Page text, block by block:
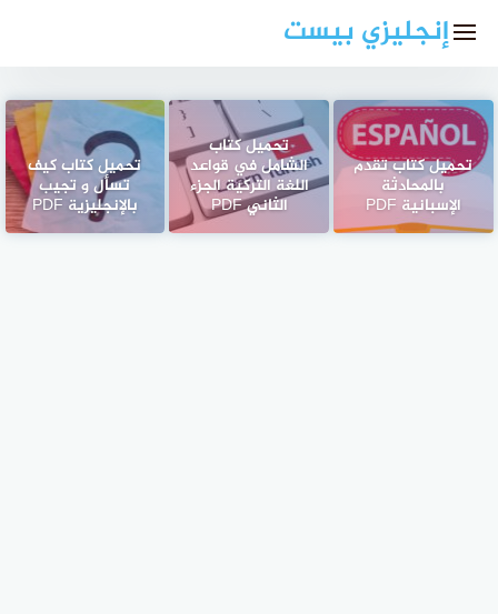
إنجليزي بيست
تحميل كتاب تقدم
بالمحادثة
الإسبانية PDF
تحميل كتاب
الشامل في قواعد
اللغة التركية الجزء
الثاني PDF
تحميل كتاب كيف
تسأل و تجيب
بالإنجليزية PDF